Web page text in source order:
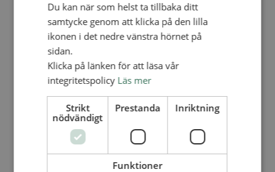
FÖR FÖRSAMLINGAR
VAD VI GÖR
VAD VI GÖR
Våra arbeten
Här finns vi
Nationellt
Nationella avdelningen
Nationella arbetsområden
Våra pionjära satsningar
Engagera dig nationellt
Ekumeniska året 2025
Du kan när som helst ta tillbaka ditt
samtycke genom att klicka på den lilla
ikonen i det nedre vänstra hörnet på
sidan.
Klicka på länken för att läsa vår
integritetspolicy Läs mer
Strikt
nödvändigt
Prestanda Inriktning
Funktioner